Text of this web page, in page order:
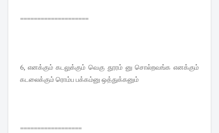
====================
6, எனக்கும் கடலுக்கும் வெகு தூரம் னு சொல்றவங்க எனக்கும்
கடலைக்கும் ரொம்ப பக்கம்னு ஒத்துக்கனும்
==================